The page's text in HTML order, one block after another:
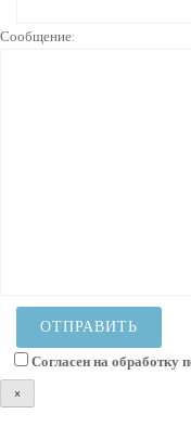
Сообщение:
Согласен на обработку
×